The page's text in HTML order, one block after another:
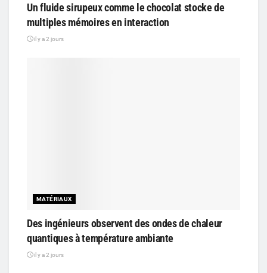
Un fluide sirupeux comme le chocolat stocke de
multiples mémoires en interaction
il y a 2 jours
MATÉRIAUX
Des ingénieurs observent des ondes de chaleur
quantiques à température ambiante
il y a 2 jours